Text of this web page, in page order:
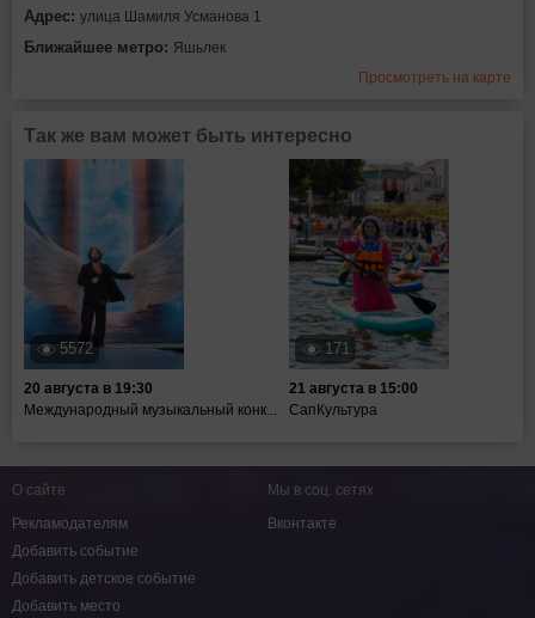
Адрес: улица Шамиля Усманова 1
Ближайшее метро: Яшьлек
Просмотреть на карте
Так же вам может быть интересно
5572
20 августа в 19:30
Международный музыкальный конк...
171
21 августа в 15:00
СапКультура
О сайте
Рекламодателям
Добавить событие
Добавить детское событие
Добавить место
Мы в соц. сетях
Вконтакте